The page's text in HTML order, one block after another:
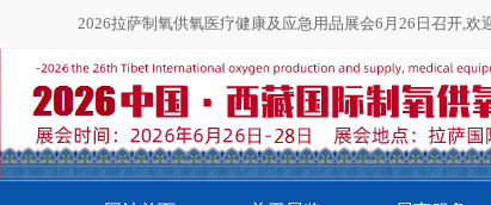
2026拉萨制氧供氧医疗健康及应急用品展会6月26日召开,欢